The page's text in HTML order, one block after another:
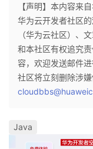
【声明】本内容来
华为云开发者社区
（华为云社区）、
和本社区有权追究
容，欢迎发送邮件
社区将立刻删除涉嫌
Java